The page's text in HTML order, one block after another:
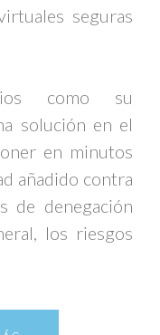
seguras
como su
solución en el
en minutos
añadido contra
de denegación
los riesgos